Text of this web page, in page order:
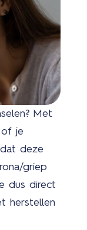
Met
je
deze
griep
dus direct
herstellen